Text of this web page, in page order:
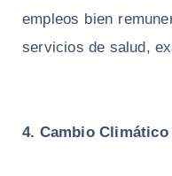
empleos bien
servicios de salud,
4. Cambio